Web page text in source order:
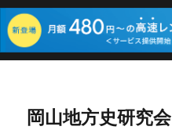
岡山地方史研究会